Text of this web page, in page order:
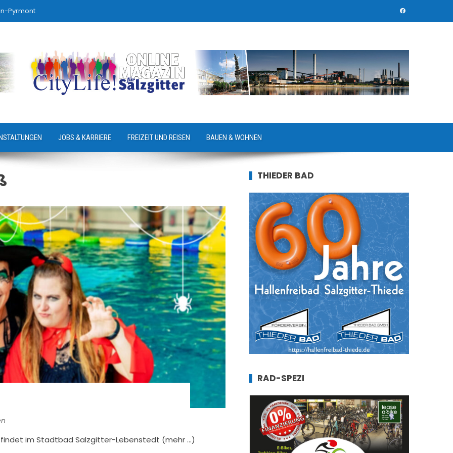
Pyrmont
JOBS & KARRIERE FREIZEIT UND REISEN BAUEN & WOHNEN
findet im Stadtbad Salzgitter-Lebenstedt (mehr …)
THIEDER BAD
RAD-SPEZI